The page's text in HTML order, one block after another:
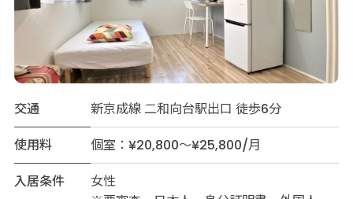
交通
新京成線 二和向台駅出口 徒歩6分
使用料
個室：¥20,800～¥25,800/月
入居条件
女性